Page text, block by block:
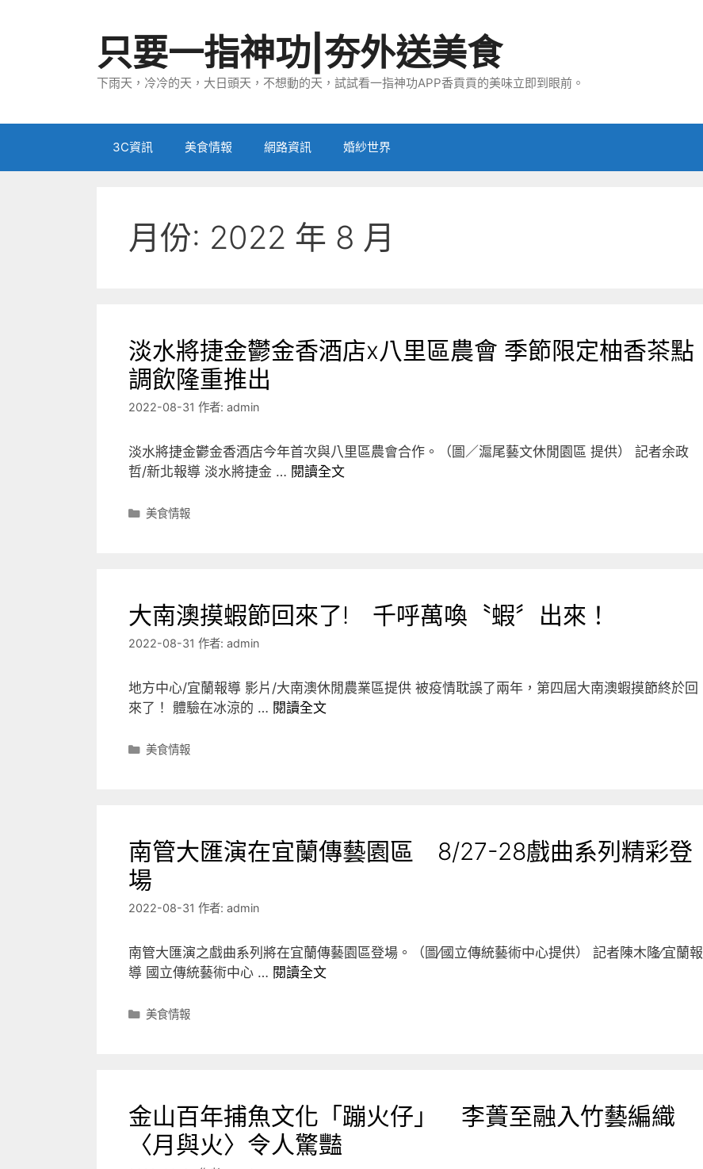
只要一指神功|夯外送美食
下雨天，冷冷的天，大日頭天，不想動的天，試試看一指神功APP香貢貢的美味立即到眼前。
3C資訊 美食情報 網路資訊 婚紗世界
月份: 2022 年 8 月
淡水將捷金鬱金香酒店x八里區農會 季節限定柚香茶點
調飲隆重推出
2022-08-31 作者: admin
淡水將捷金鬱金香酒店今年首次與八里區農會合作。（圖／滬尾藝文休閒園區 提供） 記者余政
哲/新北報導 淡水將捷金 … 閱讀全文
分
美食情報
大南澳摸蝦節回來了! 千呼萬喚〝蝦〞出來！
2022-08-31 作者: admin
地方中心/宜蘭報導 影片/大南澳休閒農業區提供 被疫情耽誤了兩年，第四屆大南澳蝦摸節終於回
來了！ 體驗在冰涼的 … 閱讀全文
分
美食情報
南管大匯演在宜蘭傳藝園區 8/27-28戲曲系列精彩登
場
2022-08-31 作者: admin
南管大匯演之戲曲系列將在宜蘭傳藝園區登場。（圖∕國立傳統藝術中心提供） 記者陳木隆∕宜蘭報
導 國立傳統藝術中心 … 閱讀全文
分
美食情報
金山百年捕魚文化「蹦火仔」 李蕢至融入竹藝編織
〈月與火〉令人驚豔